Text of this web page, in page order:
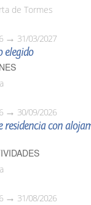
de Tormes
31/03/2027
elegido
30/09/2026
residencia con
31/08/2026